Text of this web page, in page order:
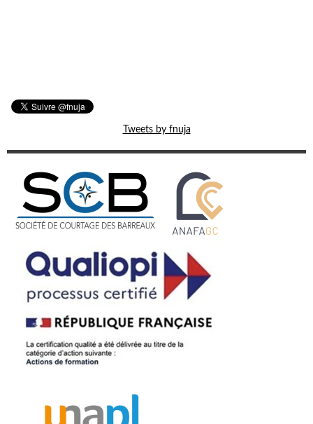
Tweets by fnuja